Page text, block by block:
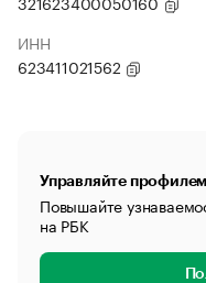
ИНН
623411021562
Управляйте
Повышайте
на РБК